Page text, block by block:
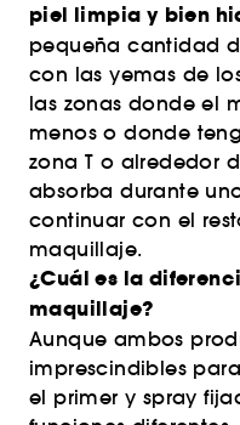
piel limpia y bien
pequeña cantidad
con las yemas de
las zonas donde el
menos o donde
zona T o alrededor
absorba durante
continuar con el
maquillaje.
¿Cuál es la
maquillaje?
Aunque ambos
imprescindibles
el primer y spray